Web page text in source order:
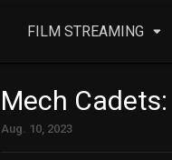
FILM STREAMING
Mech
Aug. 10, 2023